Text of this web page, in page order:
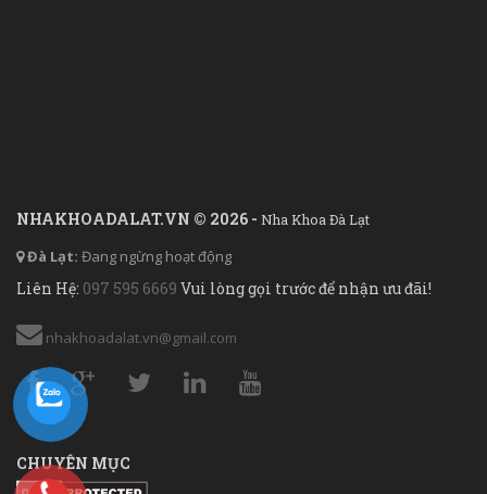
NHAKHOADALAT.VN © 2026 - Nha Khoa Đà Lạt
Đà Lạt: Đang ngừng hoạt động
Liên Hệ: 097 595 6669 Vui lòng gọi trước để nhận ưu đãi!
nhakhoadalat.vn@gmail.com
CHUYÊN MỤC